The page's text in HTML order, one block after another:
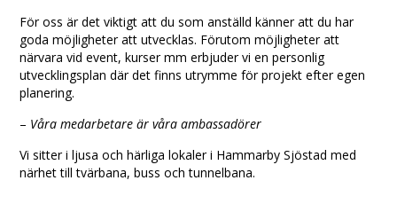
För oss är det viktigt att du som anställd känner att du har
goda möjligheter att utvecklas. Förutom möjligheter att
närvara vid event, kurser mm erbjuder vi en personlig
utvecklingsplan där det finns utrymme för projekt efter egen
planering.
– Våra medarbetare är våra ambassadörer
Vi sitter i ljusa och härliga lokaler i Hammarby Sjöstad med
närhet till tvärbana, buss och tunnelbana.